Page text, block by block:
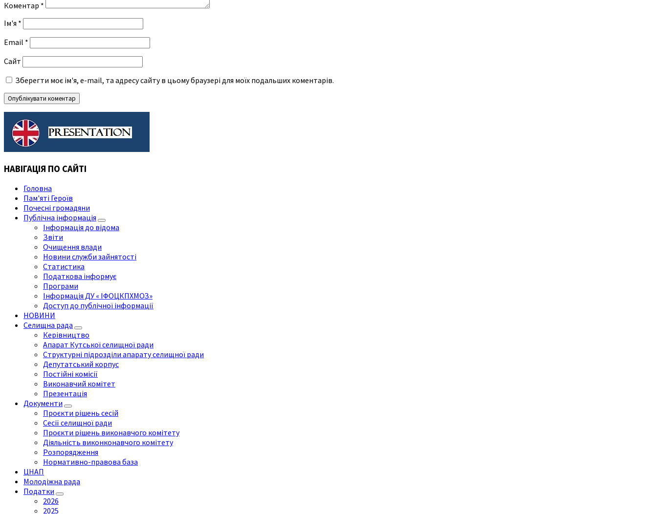
Коментар *
Ім'я *
Email *
Сайт
Зберегти моє ім'я, e-mail, та адресу сайту в цьому браузері для моїх подальших коментарів.
НАВІГАЦІЯ ПО САЙТІ
Головна
Пам'яті Героїв
Почесні громадяни
Публічна інформація
Інформація до відома
Звіти
Очищення влади
Новини служби зайнятості
Статистика
Податкова інформує
Програми
Інформація ДУ « ІФОЦКПХМОЗ»
Доступ до публічної інформації
НОВИНИ
Селищна рада
Керівництво
Апарат Кутської селищної ради
Структурні підрозділи апарату селищної ради
Депутатський корпус
Постійні комісії
Виконавчий комітет
Презентація
Документи
Проєкти рішень сесій
Сесії селищної ради
Проєкти рішень виконавчого комітету
Діяльність виконконавчого комітету
Розпорядження
Нормативно-правова база
ЦНАП
Молодіжна рада
Податки
2026
2025